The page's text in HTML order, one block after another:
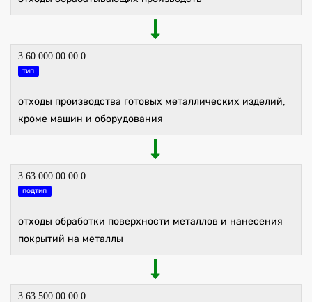
3 60 000 00 00 0
тип
отходы производства готовых металлических изделий,
кроме машин и оборудования
3 63 000 00 00 0
подтип
отходы обработки поверхности металлов и нанесения
покрытий на металлы
3 63 500 00 00 0